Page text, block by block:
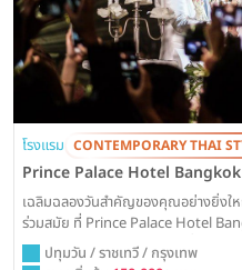
โรงแรม CONTEMPORARY THAI
Prince Palace Hotel Bangkok
เฉลิมฉลองวันสำคัญของคุณอย่างยิ่งให
ร่วมสมัย ที่ Prince Palace Hotel
ด้วยห้องแกรนด์บอลรูมโอ่โถงที่รองรับแ
ตกแต่งที่สะท้อนเอกลักษณ์ความเป็นไท
ปทุมวัน / ราชเทวี / กรุงเทพ